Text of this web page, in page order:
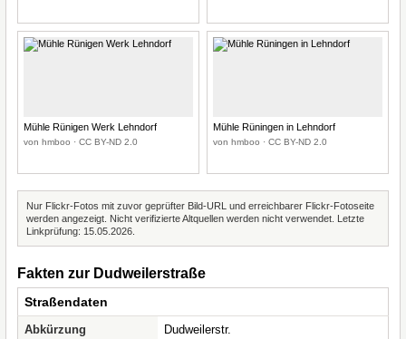
Mühle Rünigen Werk Lehndorf
von hmboo · CC BY-ND 2.0
Mühle Rüningen in Lehndorf
von hmboo · CC BY-ND 2.0
Nur Flickr-Fotos mit zuvor geprüfter Bild-URL und erreichbarer Flickr-Fotoseite
werden angezeigt. Nicht verifizierte Altquellen werden nicht verwendet. Letzte
Linkprüfung: 15.05.2026.
Fakten zur Dudweilerstraße
Straßendaten
Abkürzung
Dudweilerstr.